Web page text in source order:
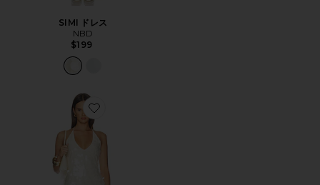
SIMI ドレス
NBD
$199
Favorite CALENA HALTER MINI ドレス